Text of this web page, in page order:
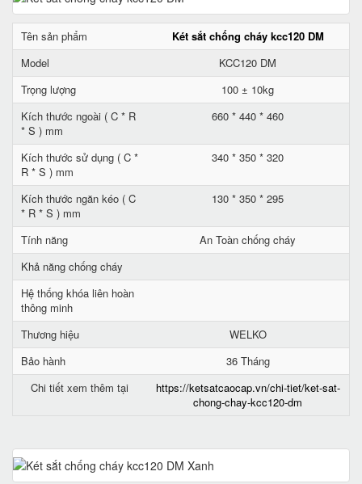
Tên sản phẩm
Két sắt chống cháy kcc120 DM
Model
KCC120 DM
Trọng lượng
100 ± 10kg
Kích thước ngoài ( C * R
* S ) mm
660 * 440 * 460
Kích thước sử dụng ( C *
R * S ) mm
340 * 350 * 320
Kích thước ngăn kéo ( C
* R * S ) mm
130 * 350 * 295
Tính năng
An Toàn chống cháy
Khả năng chống cháy
Hệ thống khóa liên hoàn
thông minh
Thương hiệu
WELKO
Bảo hành
36 Tháng
Chi tiết xem thêm tại
https://ketsatcaocap.vn/chi-tiet/ket-sat-
chong-chay-kcc120-dm